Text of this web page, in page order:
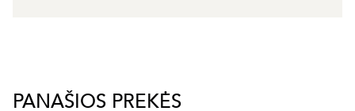
PANAŠIOS PREKĖS